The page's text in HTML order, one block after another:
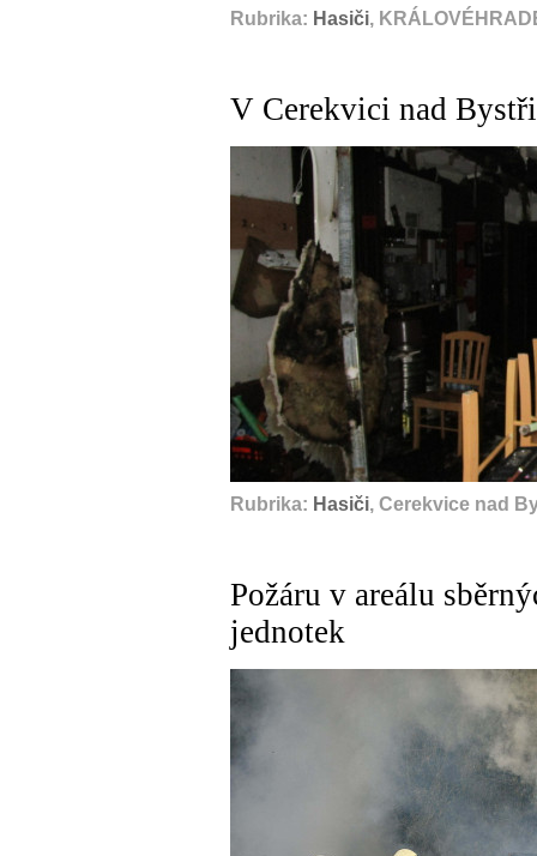
Rubrika: Hasiči,
V Cerekvici nad
Rubrika: Hasiči, Cerekvice nad
Požáru v areálu
jednotek